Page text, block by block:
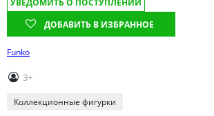
Томская область
Тюменская область
ДОБАВИТЬ В ИЗБРАННОЕ
Funko
3+
Коллекционные фигурки